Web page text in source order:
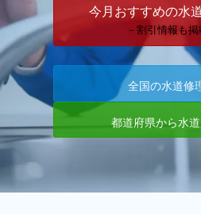
今月おすすめの水
－割引情報も掲
全国の水道修
都道府県から水